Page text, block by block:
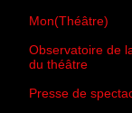
Mon(Théâtre)
Observatoire de
du théâtre
Presse de